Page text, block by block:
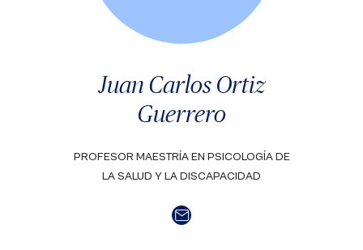
Juan Carlos Ortiz
Guerrero
PROFESOR MAESTRÍA EN PSICOLOGÍA DE
LA SALUD Y LA DISCAPACIDAD